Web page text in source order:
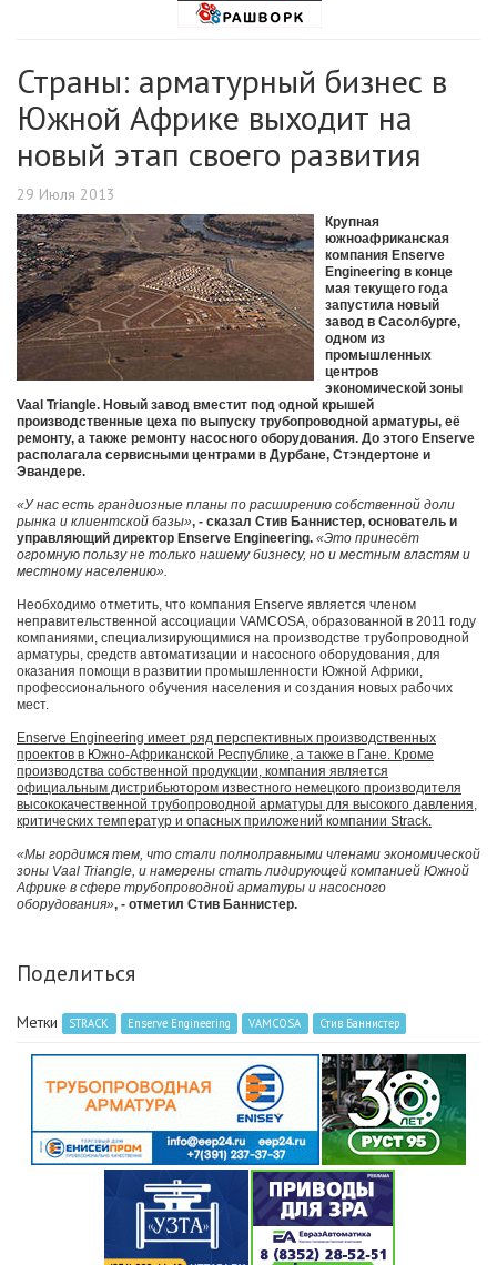
Страны: арматурный бизнес в
Южной Африке выходит на
новый этап своего развития
29 Июля 2013
Крупная
южноафриканская
компания Enserve
Engineering в конце
мая текущего года
запустила новый
завод в Сасолбурге,
одном из
промышленных
центров
экономической зоны
Vaal Triangle. Новый завод вместит под одной крышей
производственные цеха по выпуску трубопроводной арматуры, её
ремонту, а также ремонту насосного оборудования. До этого Enserve
располагала сервисными центрами в Дурбане, Стэндертоне и
Эвандере.
«У нас есть грандиозные планы по расширению собственной доли
рынка и клиентской базы», - сказал Стив Баннистер, основатель и
управляющий директор Enserve Engineering. «Это принесёт
огромную пользу не только нашему бизнесу, но и местным властям и
местному населению».
Необходимо отметить, что компания Enserve является членом
неправительственной ассоциации VAMCOSA, образованной в 2011 году
компаниями, специализирующимися на производстве трубопроводной
арматуры, средств автоматизации и насосного оборудования, для
оказания помощи в развитии промышленности Южной Африки,
профессионального обучения населения и создания новых рабочих
мест.
Enserve Engineering имеет ряд перспективных производственных
проектов в Южно-Африканской Республике, а также в Гане. Кроме
производства собственной продукции, компания является
официальным дистрибьютором известного немецкого производителя
высококачественной трубопроводной арматуры для высокого давления,
критических температур и опасных приложений компании Strack.
«Мы гордимся тем, что стали полноправными членами экономической
зоны Vaal Triangle, и намерены стать лидирующей компанией Южной
Африке в сфере трубопроводной арматуры и насосного
оборудования», - отметил Стив Баннистер.
Поделиться
Метки STRACK Enserve Engineering VAMCOSA Стив Баннистер